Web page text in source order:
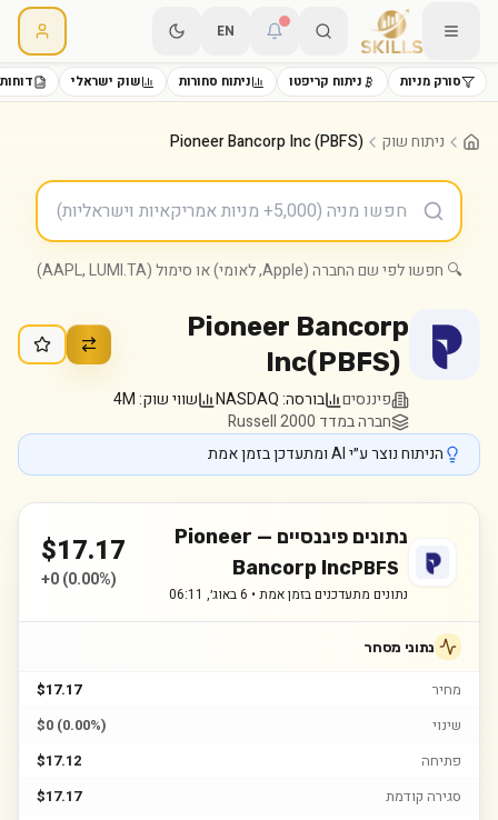
EN
סורק מניות ניתוח קריפטו ניתוח סחורות שוק ישראלי
ניתוח שוק Pioneer Bancorp Inc (PBFS)
🔍 חפשו לפי שם החברה (Apple, לאומי) או סימול (AAPL, LUMI.TA)
Pioneer Bancorp
Inc(PBFS)
פיננסים בורסה:NASDAQ שווי שוק:4M
חברה במדד Russell 2000
הניתוח נוצר ע״י AI ומתעדכן בזמן אמת
נתונים פיננסיים — Pioneer
Bancorp IncPBFS
נתונים מתעדכנים בזמן אמת • 6 באוג׳, 06:11
$17.17
+0(0.00%)
נתוני מסחר
מחיר
$17.17
שינוי
$0 (0.00%)
פתיחה
$17.12
סגירה קודמת
$17.17